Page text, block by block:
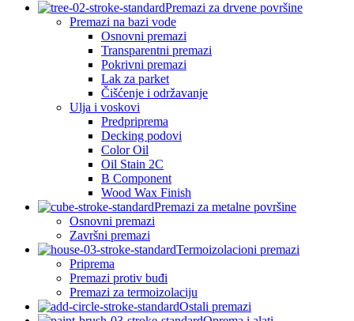
Premazi za drvene površine
Premazi na bazi vode
Osnovni premazi
Transparentni premazi
Pokrivni premazi
Lak za parket
Čišćenje i održavanje
Ulja i voskovi
Predpriprema
Decking podovi
Color Oil
Oil Stain 2C
B Component
Wood Wax Finish
Premazi za metalne površine
Osnovni premazi
Završni premazi
Termoizolacioni premazi
Priprema
Premazi protiv buđi
Premazi za termoizolaciju
Ostali premazi